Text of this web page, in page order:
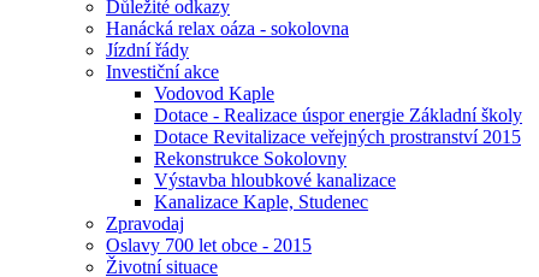
Důležité odkazy
Hanácká relax oáza - sokolovna
Jízdní řády
Investiční akce
Vodovod Kaple
Dotace - Realizace úspor energie Základní školy
Dotace Revitalizace veřejných prostranství 2015
Rekonstrukce Sokolovny
Výstavba hloubkové kanalizace
Kanalizace Kaple, Studenec
Zpravodaj
Oslavy 700 let obce - 2015
Životní situace